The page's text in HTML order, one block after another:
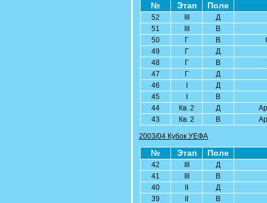
№ Этап Поле
52
Д
51
В
50
Г В
49
Г
Д
48
Г В
47
Г
Д
46
Д
45
В
44
Кв. 2 Д
43
Кв. 2 В
2003/04 Кубок УЕФА
№ Этап Поле
42
Д
41
В
40
Д
39
В